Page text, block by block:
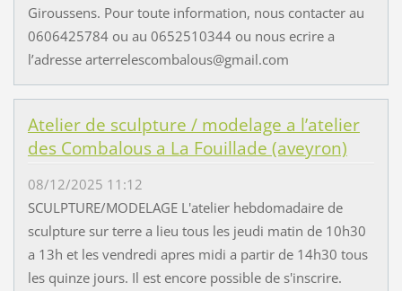
Giroussens. Pour toute information, nous contacter au
0606425784 ou au 0652510344 ou nous ecrire a
l’adresse arterrelescombalous@gmail.com
Atelier de sculpture / modelage a l’atelier
des Combalous a La Fouillade (aveyron)
08/12/2025 11:12
SCULPTURE/MODELAGE L'atelier hebdomadaire de
sculpture sur terre a lieu tous les jeudi matin de 10h30
a 13h et les vendredi apres midi a partir de 14h30 tous
les quinze jours. Il est encore possible de s'inscrire.